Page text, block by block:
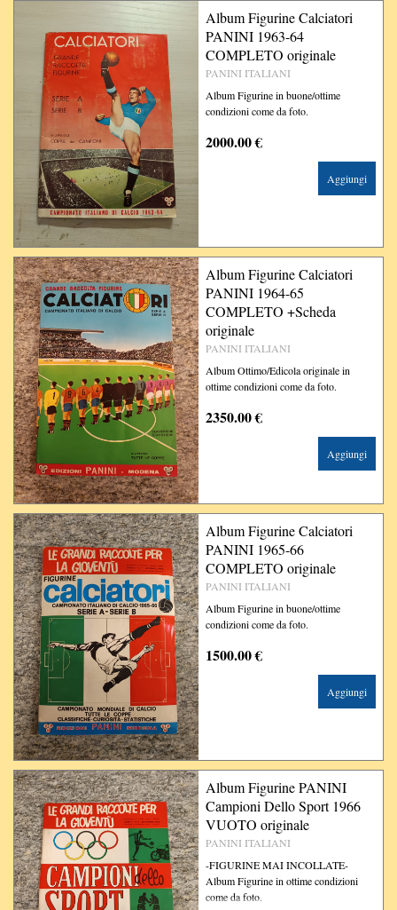
Album Figurine Calciatori
PANINI 1963-64
COMPLETO originale
PANINI ITALIANI
Album Figurine in buone/ottime
condizioni come da foto.
2000.00 €
Aggiungi
Album Figurine Calciatori
PANINI 1964-65
COMPLETO +Scheda
originale
PANINI ITALIANI
Album Ottimo/Edicola originale in
ottime condizioni come da foto.
2350.00 €
Aggiungi
Album Figurine Calciatori
PANINI 1965-66
COMPLETO originale
PANINI ITALIANI
Album Figurine in buone/ottime
condizioni come da foto.
1500.00 €
Aggiungi
Album Figurine PANINI
Campioni Dello Sport 1966
VUOTO originale
PANINI ITALIANI
-FIGURINE MAI INCOLLATE-
Album Figurine in ottime condizioni
come da foto.